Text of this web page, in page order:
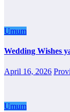
Umum
Wedding Wishes
April 16, 2026
Umum